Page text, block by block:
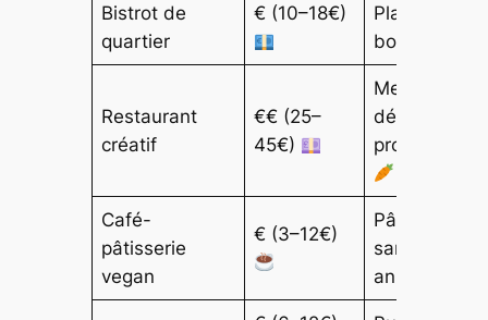
Bistrot de
quartier
€ (10–18€)
Plats du jour,
bowls
Restaurant
créatif
€€ (25–
45€)
Menu
dégustation,
produits
Café-
pâtisserie
vegan
€ (3–12€)
Pâtisseries
sans
animaux